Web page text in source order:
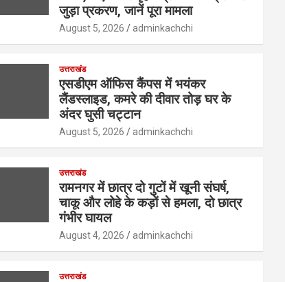
जुड़ा प्रकरण, जानें पूरा मामला
August 5, 2026 adminkachchi
उत्तराखंड
एसडीएम ऑफिस कैंपस में भयंकर
लैंडस्लाइड, कमरे की दीवार तोड़ घर के
अंदर घुसी चट्टान
August 5, 2026 adminkachchi
उत्तराखंड
रामनगर में छात्र दो गुटों में खूनी संघर्ष,
चाकू और लोहे के कड़ों से हमला, दो छात्र
गंभीर घायल
August 4, 2026 adminkachchi
उत्तराखंड